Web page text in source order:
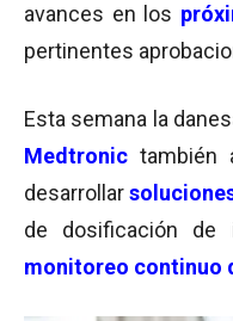
avances en los
pertinentes
Esta semana la
Medtronic también
desarrollar
de dosificación de
monitoreo continuo